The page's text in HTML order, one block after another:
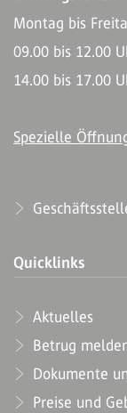
Montag bis
09.00 bis 12.00
14.00 bis 17.00
Spezielle
Quicklinks
Aktuelles
Betrug
Dokumente
Preise und